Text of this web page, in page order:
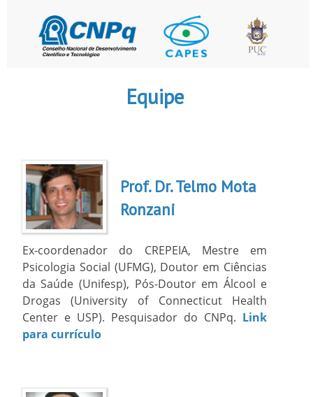
Equipe
Prof. Dr. Telmo Mota
Ronzani
Ex-coordenador do CREPEIA, Mestre em
Psicologia Social (UFMG), Doutor em Ciências
da Saúde (Unifesp), Pós-Doutor em Álcool e
Drogas (University of Connecticut Health
Center e USP). Pesquisador do CNPq. Link
para currículo